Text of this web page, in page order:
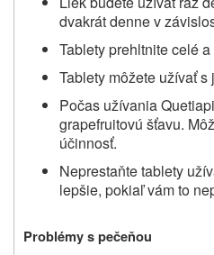
dvakrát denne v
Tablety prehltnite celé
Tablety môžete užívať
Počas užívania
grapefruitovú šťavu.
účinnosť.
Neprestaňte tablety
lepšie, pokiaľ vám to
Problémy s pečeňou